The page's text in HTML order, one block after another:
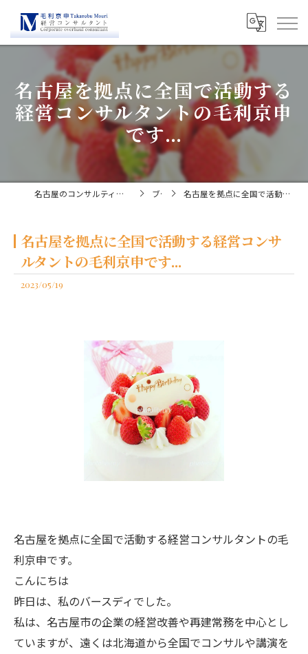
名古屋を拠点に全国で活動する
経営コンサルタントの毛利京申
です...
名古屋のコンサルティングなら経営コンサルタント毛利京申 ブログ 名古屋を拠点に全国で活動する経営コンサルタントの毛利京申です...
名古屋を拠点に全国で活動する経営コンサ
ルタントの毛利京申です...
2023/05/19
名古屋を拠点に全国で活動する経営コンサルタントの毛
利京申です。
こんにちは
昨日は、私のバースディでした。
私は、名古屋市の企業の経営改善や再建常務を中心とし
ていますが、遠くは北海道から全国でコンサルや講演を